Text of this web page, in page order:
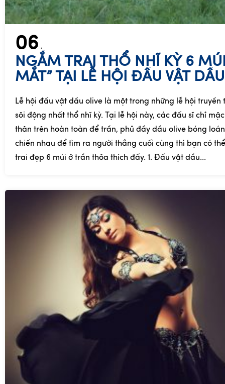
06
NGẮM TRAI THỔ NHĨ KỲ 6
MẮT” TẠI LỄ HỘI ĐẤU VẬT
Lễ hội đấu vật dầu olive là một trong những lễ hội truyền
sôi động nhất thổ nhĩ kỳ. Tại lễ hội này, các đấu sĩ chỉ
thân trên hoàn toàn để trần, phủ đầy dầu olive bóng
chiến nhau để tìm ra người thắng cuối cùng thì bạn có
trai đẹp 6 múi ở trần thỏa thích đấy. 1. Đấu vật dầu...